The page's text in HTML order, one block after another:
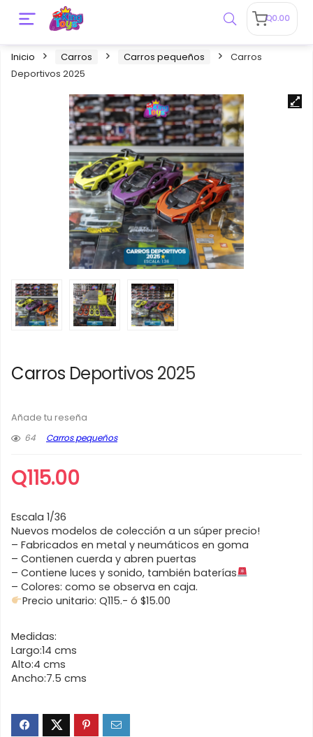
Q0.00
Inicio Carros Carros pequeños
Carros
Deportivos 2025
Carros Deportivos 2025
Añade tu reseña
64
Carros pequeños
Q115.00
Escala 1/36
Nuevos modelos de colección a un súper precio!
– Fabricados en metal y neumáticos en goma
– Contienen cuerda y abren puertas
– Contiene luces y sonido, también baterías
– Colores: como se observa en caja.
Precio unitario: Q115.- ó $15.00
Medidas:
Largo:14 cms
Alto:4 cms
Ancho:7.5 cms